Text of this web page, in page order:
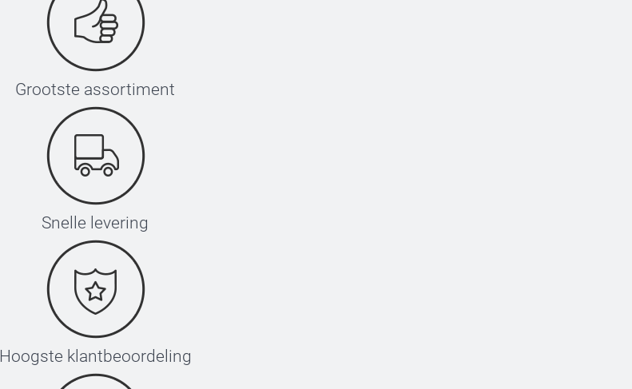
Grootste assortiment
Snelle levering
Hoogste klantbeoordeling